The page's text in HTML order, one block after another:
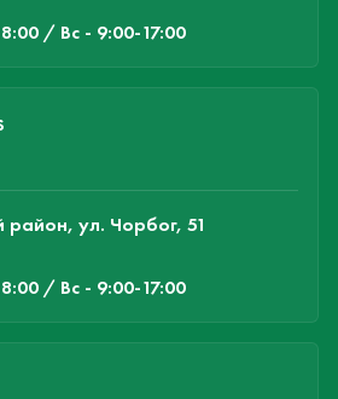
/ Вс - 9:00-17:00
район, ул. Чорбог, 51
/ Вс - 9:00-17:00